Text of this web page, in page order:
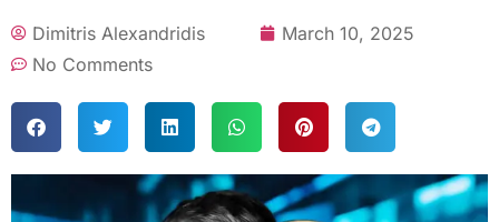
Dimitris Alexandridis
March 10, 2025
No Comments